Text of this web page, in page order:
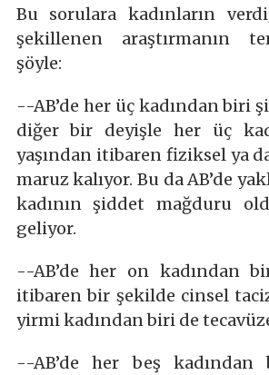
Bu sorulara kadınların
şekillenen araştırmanın
şöyle:
--AB’de her üç kadından biri
diğer bir deyişle her üç
yaşından itibaren fiziksel ya
maruz kalıyor. Bu da AB’de
kadının şiddet mağduru
geliyor.
--AB’de her on kadından
itibaren bir şekilde cinsel
yirmi kadından biri de
--AB’de her beş